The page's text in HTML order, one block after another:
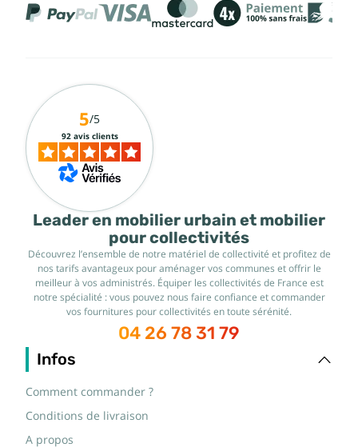
Leader en mobilier urbain et mobilier
pour collectivités
Découvrez l’ensemble de notre matériel de collectivité et profitez de
nos tarifs avantageux pour aménager vos communes et offrir le
meilleur à vos administrés. Équiper les collectivités de France est
notre spécialité : vous pouvez nous faire confiance et commander
vos fournitures pour collectivités en toute sérénité.
04 26 78 31 79
Infos
Comment commander ?
Conditions de livraison
A propos
5/5
92 avis clients